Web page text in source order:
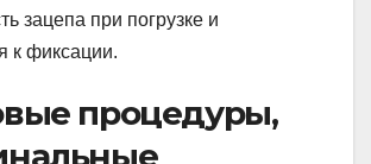
зацепа при погрузке и
к фиксации.
процедуры,